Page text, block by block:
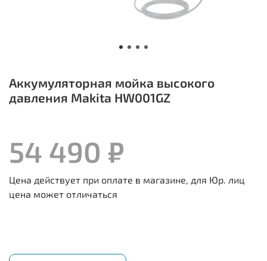
Аккумуляторная мойка высокого
давления Makita HW001GZ
54 490 ₽